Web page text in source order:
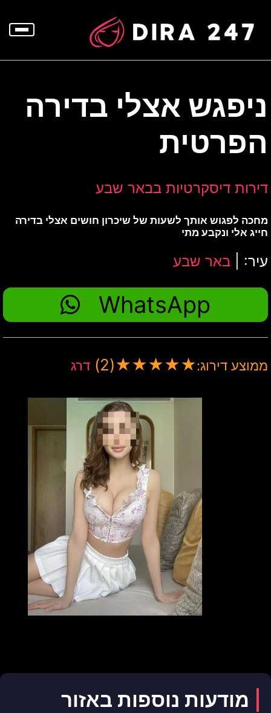
ניפגש אצלי בדירה
הפרטית
דירות דיסקרטיות בבאר שבע
מחכה לפגוש אותך לשעות של שיכרון חושים אצלי בדירה
חייג אלי ונקבע מתי
עיר: | באר שבע
WhatsApp
ממוצע דירוג:★
★
★
★
★
(2) דרג
מודעות נוספות באזור